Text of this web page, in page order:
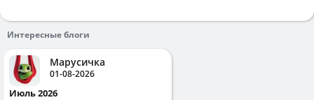
Интересные блоги
Марусичка
01-08-2026
Июль 2026